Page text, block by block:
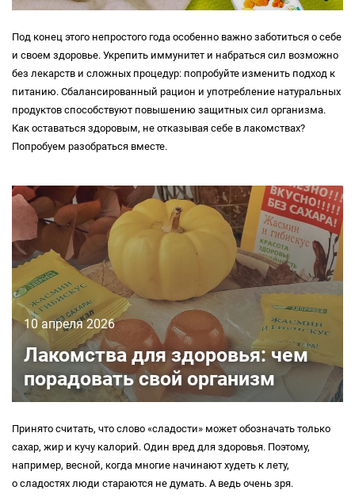
Под конец этого непростого года особенно важно заботиться о себе
и своем здоровье. Укрепить иммунитет и набраться сил возможно
без лекарств и сложных процедур: попробуйте изменить подход к
питанию. Сбалансированный рацион и употребление натуральных
продуктов способствуют повышению защитных сил организма.
Как оставаться здоровым, не отказывая себе в лакомствах?
Попробуем разобраться вместе.
10 апреля 2026
Лакомства для здоровья: чем
порадовать свой организм
Принято считать, что слово «сладости» может обозначать только
сахар, жир и кучу калорий. Один вред для здоровья. Поэтому,
например, весной, когда многие начинают худеть к лету,
о сладостях люди стараются не думать. А ведь очень зря.